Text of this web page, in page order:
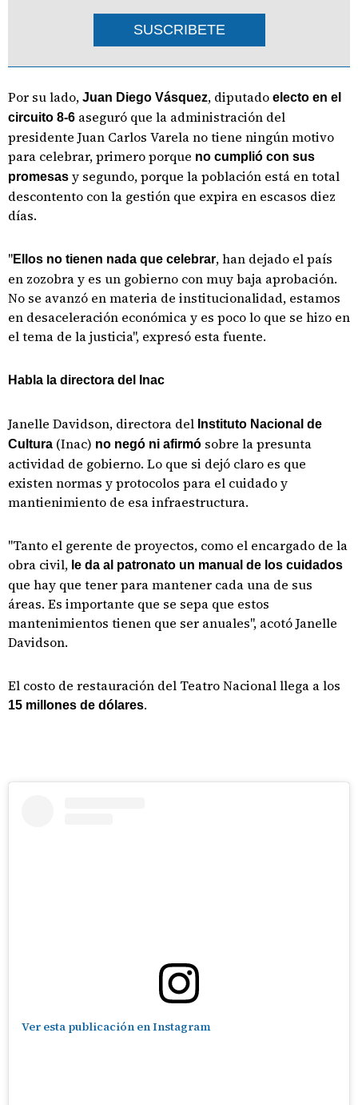
SUSCRIBETE
Por su lado, Juan Diego Vásquez, diputado electo en el
circuito 8-6 aseguró que la administración del
presidente Juan Carlos Varela no tiene ningún motivo
para celebrar, primero porque no cumplió con sus
promesas y segundo, porque la población está en total
descontento con la gestión que expira en escasos diez
días.
"Ellos no tienen nada que celebrar, han dejado el país
en zozobra y es un gobierno con muy baja aprobación.
No se avanzó en materia de institucionalidad, estamos
en desaceleración económica y es poco lo que se hizo en
el tema de la justicia", expresó esta fuente.
Habla la directora del Inac
Janelle Davidson, directora del Instituto Nacional de
Cultura (Inac) no negó ni afirmó sobre la presunta
actividad de gobierno. Lo que si dejó claro es que
existen normas y protocolos para el cuidado y
mantienimiento de esa infraestructura.
"Tanto el gerente de proyectos, como el encargado de la
obra civil, le da al patronato un manual de los cuidados
que hay que tener para mantener cada una de sus
áreas. Es importante que se sepa que estos
mantenimientos tienen que ser anuales", acotó Janelle
Davidson.
El costo de restauración del Teatro Nacional llega a los
15 millones de dólares.
Ver esta publicación en Instagram